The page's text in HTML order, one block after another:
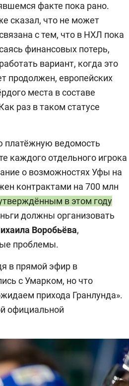
факте пока рано.
сказал, что не может
с тем, что в НХЛ пока
финансовых потерь,
вариант, когда это
продолжен, европейских
места в составе
раз в таком статусе
платёжную ведомость
каждого отдельного игрока
о возможностях Уфы на
контрактами на 700 млн
в этом году
должны организовать
Воробьёва,
проблемы.
в прямой эфир в
с Умарком, но что
прихода Гранлунда».
официальной